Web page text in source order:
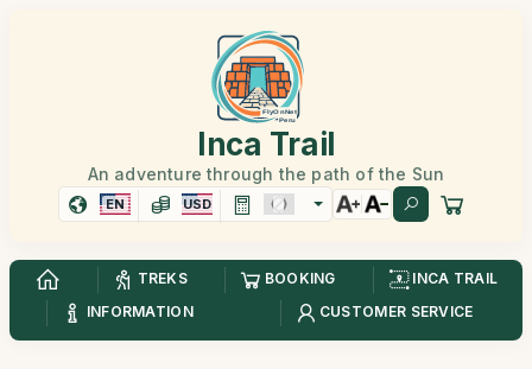
Inca Trail
An adventure through the path of the Sun
EN USD
TREKS BOOKING
INCA TRAIL
INFORMATION
CUSTOMER SERVICE